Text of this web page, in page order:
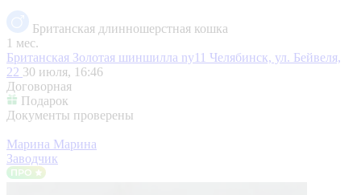
Британская длинношерстная кошка
1 мес.
Британская Золотая шиншилла ny11 Челябинск, ул. Бейвеля,
22 30 июля, 16:46
Договорная
Подарок
Документы проверены
Марина Марина
Заводчик